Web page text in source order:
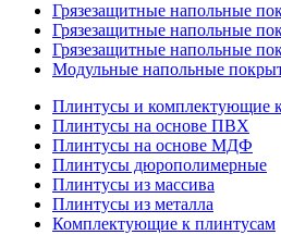
Грязезащитные напольные
Грязезащитные напольные
Грязезащитные напольные
Модульные напольные
Плинтусы и комплектующие
Плинтусы на основе ПВХ
Плинтусы на основе МДФ
Плинтусы дюрополимерные
Плинтусы из массива
Плинтусы из металла
Комплектующие к плинтусам